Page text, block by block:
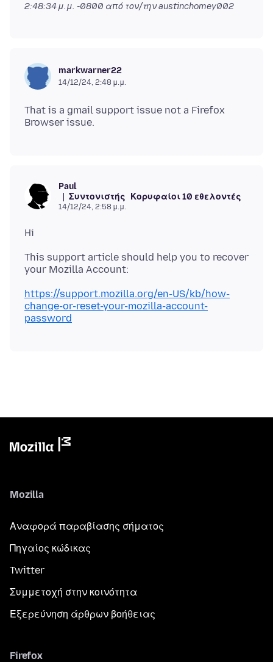
2:48:34 μ.μ. -0800 από τον/την austinchomey002
markwarner22
14/12/24, 2:48 μ.μ.
That is a gmail support issue not a Firefox
Paul
Συντονιστής
Κορυφαίοι 10 εθελοντές
14/12/24, 2:58 μ.μ.
This support article should help you to recover
https://support.mozilla.org/en-US/kb/how-
change-or-reset-your-mozilla-account-
password
Mozilla
Αναφορά παραβίασης σήματος
Πηγαίος κώδικας
Twitter
Συμμετοχή στην κοινότητα
Εξερεύνηση άρθρων βοήθειας
Firefox